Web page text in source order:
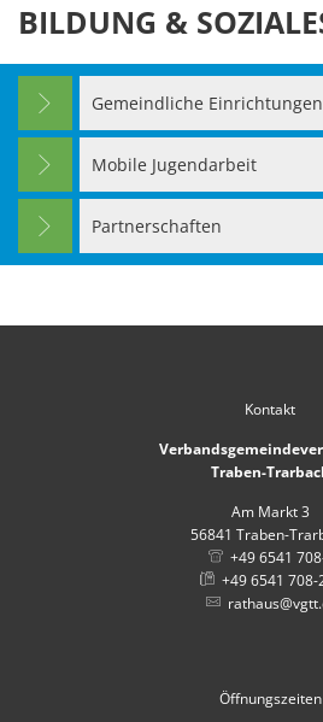
Bildung
&
Soziales
BILDUNG &
Gemeindliche Einrichtungen
Mobile Jugendarbeit
Partnerschaften
Kontakt
Traben-
Am Markt 3
56841 Traben-
+49 6541
+49 6541 708-
Öffnungszeiten